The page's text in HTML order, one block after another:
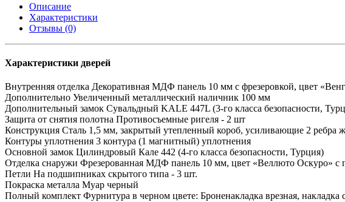
Описание
Характеристики
Отзывы (0)
Характеристики дверей
Внутренняя отделка Декоративная МДФ панель 10 мм с фрезеровкой, цвет
Дополнительно Увеличенный металлический наличник 100 мм
Дополнительный замок Сувальдный KALE 447L (3-го класса безопасности,
Защита от снятия полотна Противосъемные ригеля - 2 шт
Конструкция Сталь 1,5 мм, закрытый утепленный короб, усиливающие 2 ребра
Контуры уплотнения 3 контура (1 магнитный) уплотнения
Основной замок Цилиндровый Кале 442 (4-го класса безопасности, Турция)
Отделка снаружи Фрезерованная МДФ панель 10 мм, цвет «Веллюто Оскуро» с
Петли На подшипниках скрытого типа - 3 шт.
Покраска металла Муар черный
Полный комплект Фурнитура в черном цвете: Броненакладка врезная,